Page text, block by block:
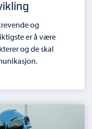
og
er å være
og de skal